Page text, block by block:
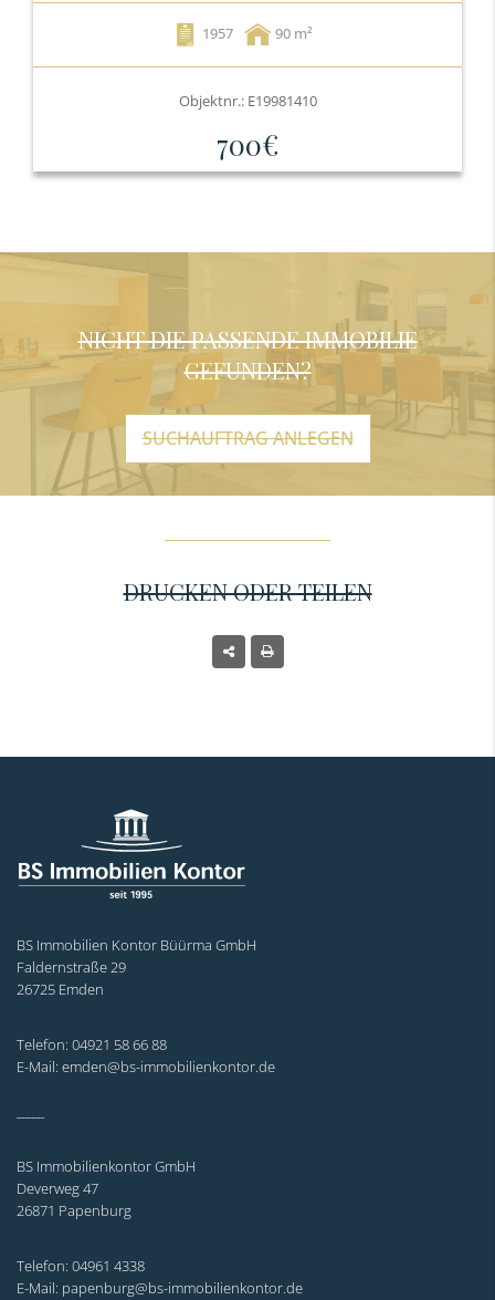
1957 90
Objektnr.: E19981410
700€
NICHT DIE PASSENDE IMMOBILIE
GEFUNDEN?
SUCHAUFTRAG ANLEGEN
DRUCKEN ODER TEILEN
BS Immobilien Kontor Büürma GmbH
Faldernstraße 29
26725 Emden
Telefon: 04921 58 66 88
E-Mail: emden@bs-immobilienkontor.de
BS Immobilienkontor GmbH
Deverweg 47
26871 Papenburg
Telefon: 04961 4338
E-Mail: papenburg@bs-immobilienkontor.de